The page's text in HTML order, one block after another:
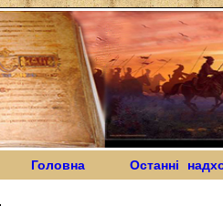
Головна Останні